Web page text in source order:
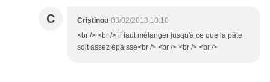
C Cristinou 03/02/2013 10:10
<br /> <br /> il faut mélanger jusqu'à ce que la pâte
soit assez épaisse<br /> <br /> <br /> <br />